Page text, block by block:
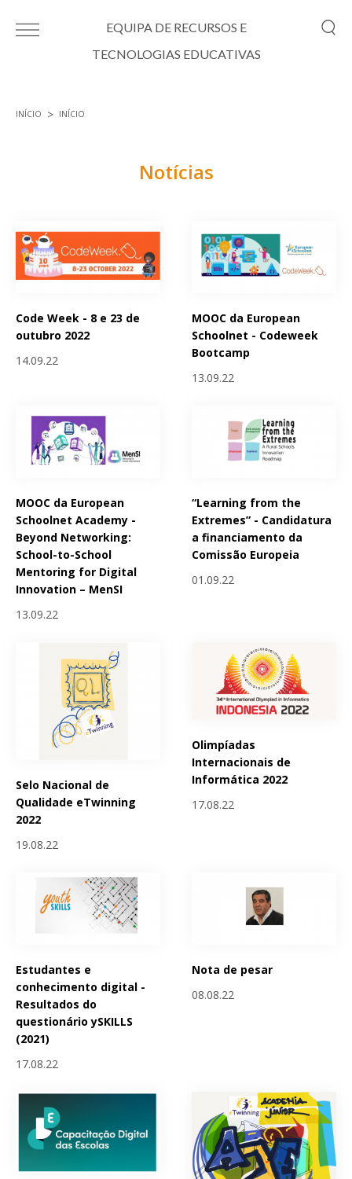
EQUIPA DE RECURSOS E
TECNOLOGIAS EDUCATIVAS
INÍCIO INÍCIO
Notícias
Code Week - 8 e 23 de
outubro 2022
14.09.22
MOOC da European
Schoolnet - Codeweek
Bootcamp
13.09.22
MOOC da European
Schoolnet Academy -
Beyond Networking:
School-to-School
Mentoring for Digital
Innovation – MenSI
13.09.22
“Learning from the
Extremes” - Candidatura
a financiamento da
Comissão Europeia
01.09.22
Selo Nacional de
Qualidade eTwinning
2022
19.08.22
Olimpíadas
Internacionais de
Informática 2022
17.08.22
Estudantes e
conhecimento digital -
Resultados do
questionário ySKILLS
(2021)
17.08.22
Nota de pesar
08.08.22
Páginas